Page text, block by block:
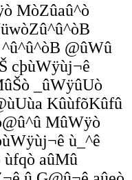
MòZûaû^ò
@ûWû
cþùWÿùj¬ê
_ûWÿûUò
KûùfõKûfû
MûWÿò
ù_^ê
aûMû